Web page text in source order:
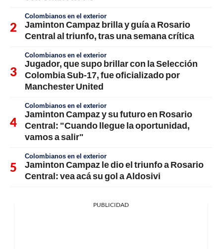
Colombianos en el exterior
Jaminton Campaz brilla y guía a Rosario
Central al triunfo, tras una semana crítica
Colombianos en el exterior
Jugador, que supo brillar con la Selección
Colombia Sub-17, fue oficializado por
Manchester United
Colombianos en el exterior
Jaminton Campaz y su futuro en Rosario
Central: "Cuando llegue la oportunidad,
vamos a salir"
Colombianos en el exterior
Jaminton Campaz le dio el triunfo a Rosario
Central: vea acá su gol a Aldosivi
PUBLICIDAD